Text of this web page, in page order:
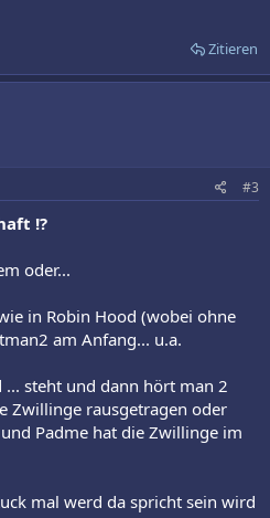
Zitieren
#3
!?
oder...
in Robin Hood (wobei ohne
am Anfang... u.a.
steht und dann hört man 2
Zwillinge rausgetragen oder
Padme hat die Zwillinge im
mal werd da spricht sein wird